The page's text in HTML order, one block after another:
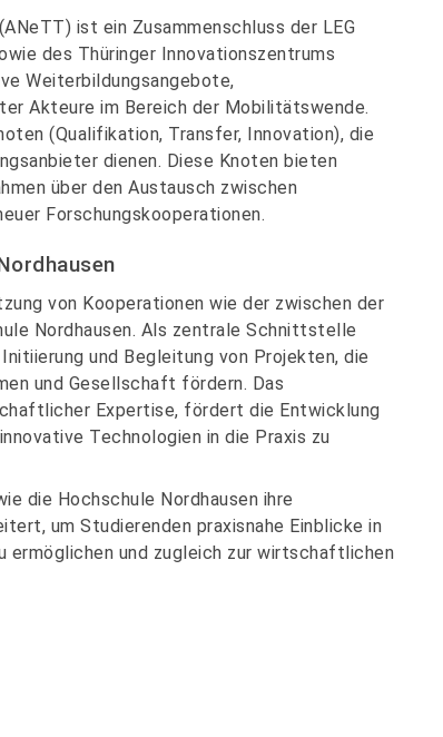
ist ein Zusammenschluss der LEG
des Thüringer Innovationszentrums
Weiterbildungsangebote,
Akteure im Bereich der Mobilitätswende.
(Qualifikation, Transfer, Innovation), die
dienen. Diese Knoten bieten
über den Austausch zwischen
Forschungskooperationen.
von Kooperationen wie der zwischen der
Nordhausen. Als zentrale Schnittstelle
und Begleitung von Projekten, die
und Gesellschaft fördern. Das
Expertise, fördert die Entwicklung
Technologien in die Praxis zu
die Hochschule Nordhausen ihre
um Studierenden praxisnahe Einblicke in
ermöglichen und zugleich zur wirtschaftlichen